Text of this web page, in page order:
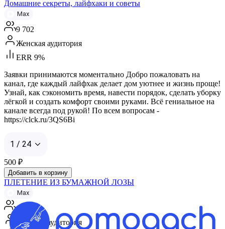
Домашние секреты, лайфхаки и советы
Max
9 702
Женская аудитория
ERR 9%
Заявки принимаются моментально Добро пожаловать на
канал, где каждый лайфхак делает дом уютнее и жизнь проще!
Узнай, как сэкономить время, навести порядок, сделать уборку
лёгкой и создать комфорт своими руками. Всё гениальное на
канале всегда под рукой! По всем вопросам -
https://clck.ru/3QS6Bi
1 / 24
500 ₽
Добавить в корзину
ПЛЕТЕНИЕ ИЗ БУМАЖНОЙ ЛОЗЫ
Max
1 542
Женская аудитория